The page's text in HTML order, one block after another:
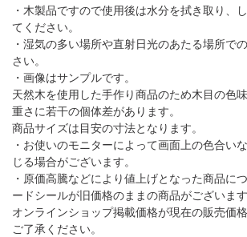
・木製品ですので使用後は水分を拭き取り、
てください。
・湿気の多い場所や直射日光のあたる場所で
さい。
・画像はサンプルです。
天然木を使用した手作り商品のため木目の色
重さに若干の個体差があります。
商品サイズは目安の寸法となります。
・お使いのモニターによって画面上の色合い
じる場合がございます。
・原価高騰などにより値上げとなった商品に
ードシールが旧価格のままの商品がございます
オンラインショップ掲載価格が現在の販売価
ご了承ください。